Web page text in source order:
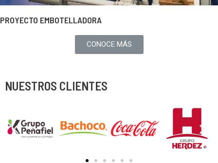
PROYECTO EMBOTELLADORA
CONOCE MÁS
NUESTROS CLIENTES